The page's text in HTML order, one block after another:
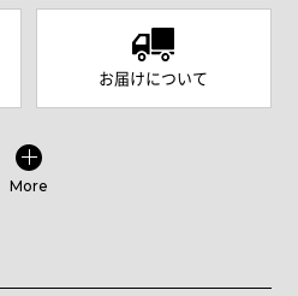
お届けについて
More